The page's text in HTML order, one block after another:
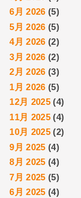
6月 2026 (5)
5月 2026 (5)
4月 2026 (2)
3月 2026 (2)
2月 2026 (3)
1月 2026 (5)
12月 2025 (4)
11月 2025 (4)
10月 2025 (2)
9月 2025 (4)
8月 2025 (4)
7月 2025 (5)
6月 2025 (4)